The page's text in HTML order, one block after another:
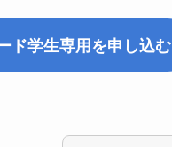
ド学生専用を申し込む